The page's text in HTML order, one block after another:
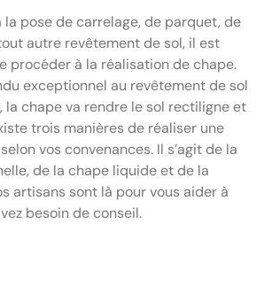
la pose de carrelage, de parquet, de
autre revêtement de sol, il est
procéder à la réalisation de chape.
exceptionnel au revêtement de sol
la chape va rendre le sol rectiligne et
trois manières de réaliser une
vos convenances. Il s’agit de la
de la chape liquide et de la
artisans sont là pour vous aider à
besoin de conseil.